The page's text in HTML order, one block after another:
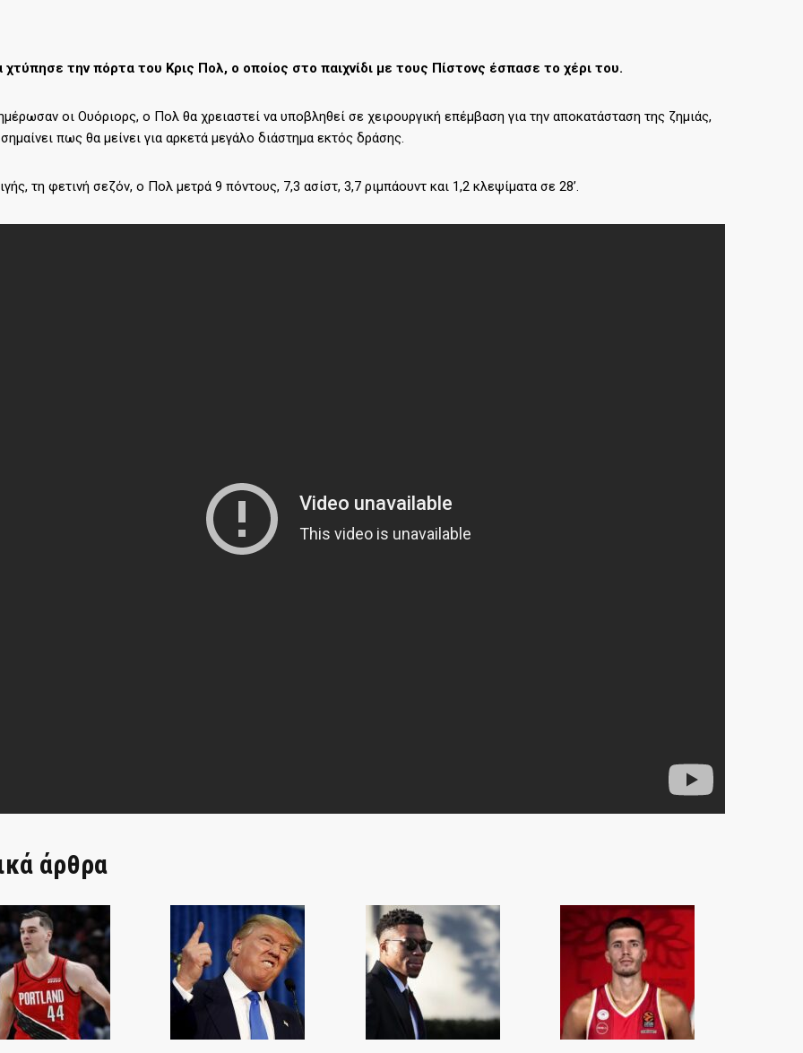
χτύπησε την πόρτα του Κρις Πολ, ο οποίος στο παιχνίδι με τους Πίστονς έσπασε το χέρι του.
οι Ουόριορς, ο Πολ θα χρειαστεί να υποβληθεί σε χειρουργική επέμβαση για την αποκατάσταση της ζημιάς,
πως θα μείνει για αρκετά μεγάλο διάστημα εκτός δράσης.
τη φετινή σεζόν, ο Πολ μετρά 9 πόντους, 7,3 ασίστ, 3,7 ριμπάουντ και 1,2 κλεψίματα σε 28’.
άρθρα